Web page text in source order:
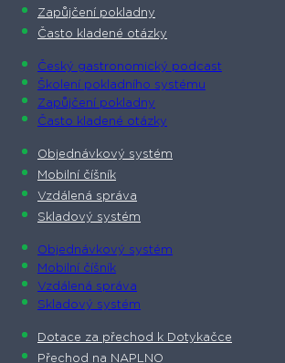
Zapůjčení pokladny
Často kladené otázky
Český gastronomický podcast​
Školení pokladního systému
Zapůjčení pokladny
Často kladené otázky
Objednávkový systém
Mobilní číšník
Vzdálená správa
Skladový systém
Objednávkový systém
Mobilní číšník
Vzdálená správa
Skladový systém
Dotace za přechod k Dotykačce
Přechod na NAPLNO